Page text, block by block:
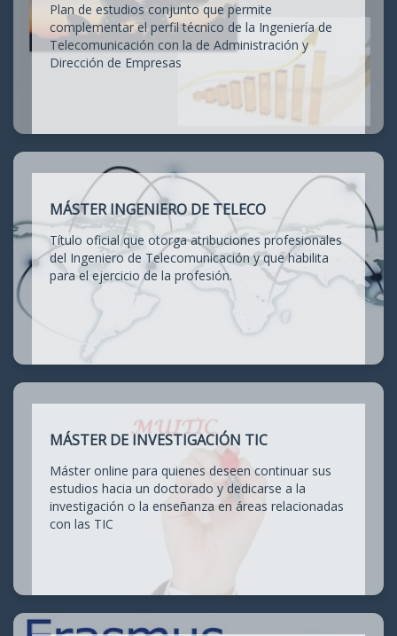
Plan de estudios conjunto que permite
complementar el perfil técnico de la Ingeniería de
Telecomunicación con la de Administración y
Dirección de Empresas
MÁSTER INGENIERO DE TELECO
Título oficial que otorga atribuciones profesionales
del Ingeniero de Telecomunicación y que habilita
para el ejercicio de la profesión.
MÁSTER DE INVESTIGACIÓN TIC
Máster online para quienes deseen continuar sus
estudios hacia un doctorado y dedicarse a la
investigación o la enseñanza en áreas relacionadas
con las TIC